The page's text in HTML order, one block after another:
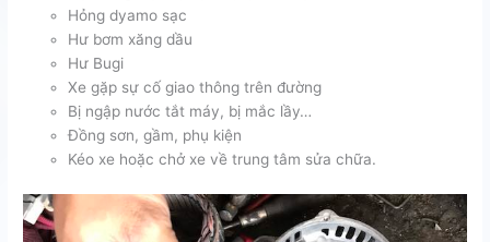
Hỏng dyamo sạc
Hư bơm xăng dầu
Hư Bugi
Xe gặp sự cố giao thông trên đường
Bị ngập nước tắt máy, bị mắc lầy…
Đồng sơn, gầm, phụ kiện
Kéo xe hoặc chở xe về trung tâm sửa chữa.